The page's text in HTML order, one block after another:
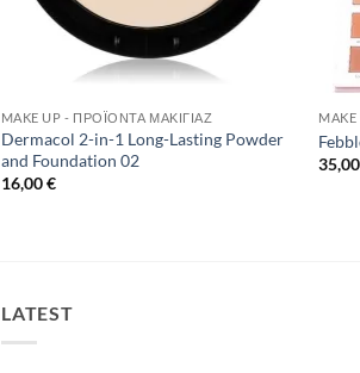
MAKE UP - ΠΡΟΪΌΝΤΑ ΜΑΚΙΓΙΆΖ
Dermacol 2-in-1 Long-Lasting Powder
and Foundation 02
16,00€
LATEST